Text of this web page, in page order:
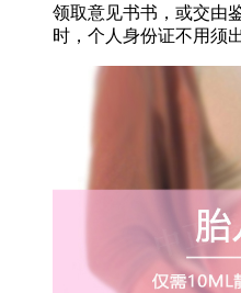
领取意见书书，或交由
时，个人身份证不用须